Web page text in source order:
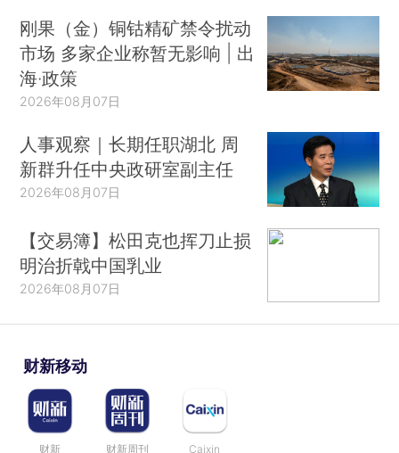
刚果（金）铜钴精矿禁令扰动
市场 多家企业称暂无影响 | 出
海·政策
2026年08月07日
人事观察｜长期任职湖北 周
新群升任中央政研室副主任
2026年08月07日
【交易簿】松田克也挥刀止损
明治折戟中国乳业
2026年08月07日
财新移动
财新 财新周刊 Caixin